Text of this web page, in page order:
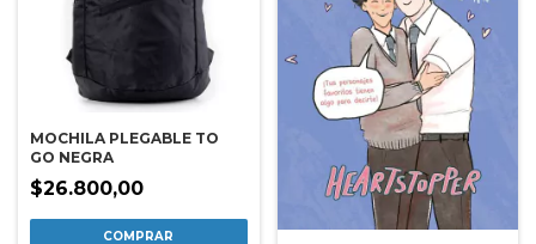
MOCHILA PLEGABLE TO
GO NEGRA
$26.800,00